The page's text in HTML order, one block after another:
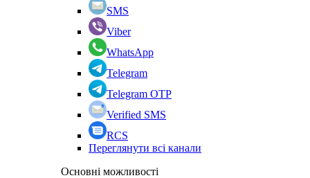
SMS
Viber
WhatsApp
Telegram
Telegram OTP
Verified SMS
RCS
Переглянути всі канали
Основні можливості